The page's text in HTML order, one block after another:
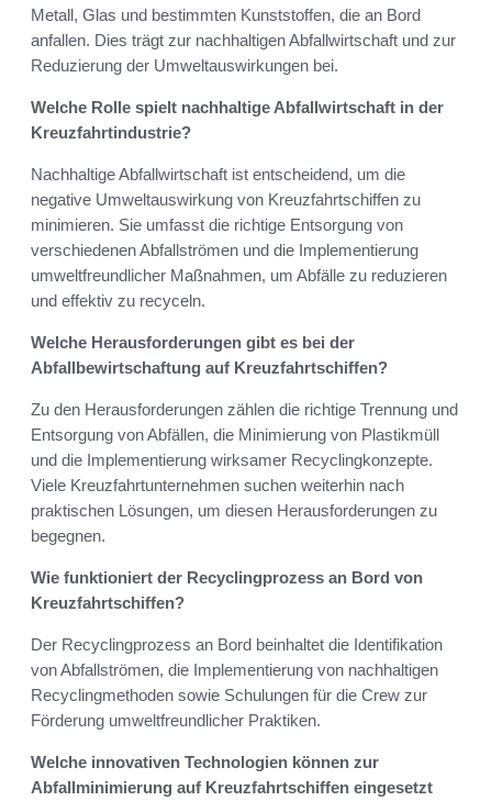
Metall, Glas und bestimmten Kunststoffen, die an Bord
anfallen. Dies trägt zur nachhaltigen Abfallwirtschaft und zur
Reduzierung der Umweltauswirkungen bei.
Welche Rolle spielt nachhaltige Abfallwirtschaft in der
Kreuzfahrtindustrie?
Nachhaltige Abfallwirtschaft ist entscheidend, um die
negative Umweltauswirkung von Kreuzfahrtschiffen zu
minimieren. Sie umfasst die richtige Entsorgung von
verschiedenen Abfallströmen und die Implementierung
umweltfreundlicher Maßnahmen, um Abfälle zu reduzieren
und effektiv zu recyceln.
Welche Herausforderungen gibt es bei der
Abfallbewirtschaftung auf Kreuzfahrtschiffen?
Zu den Herausforderungen zählen die richtige Trennung und
Entsorgung von Abfällen, die Minimierung von Plastikmüll
und die Implementierung wirksamer Recyclingkonzepte.
Viele Kreuzfahrtunternehmen suchen weiterhin nach
praktischen Lösungen, um diesen Herausforderungen zu
begegnen.
Wie funktioniert der Recyclingprozess an Bord von
Kreuzfahrtschiffen?
Der Recyclingprozess an Bord beinhaltet die Identifikation
von Abfallströmen, die Implementierung von nachhaltigen
Recyclingmethoden sowie Schulungen für die Crew zur
Förderung umweltfreundlicher Praktiken.
Welche innovativen Technologien können zur
Abfallminimierung auf Kreuzfahrtschiffen eingesetzt